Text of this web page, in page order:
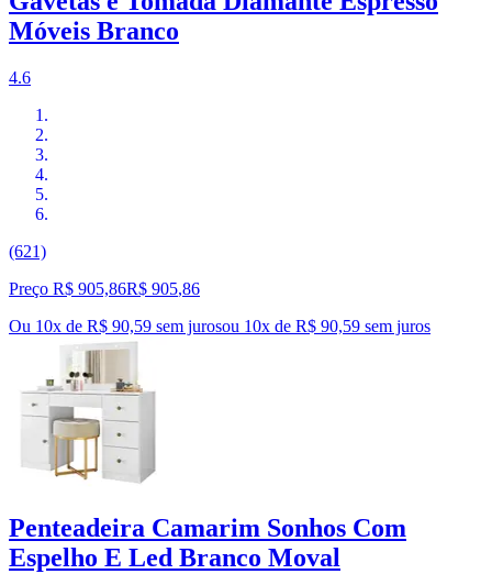
Móveis Branco
4.6
(621)
Preço R$ 905,86R$ 905,86
Ou 10x de R$ 90,59 sem jurosou 10x de R$ 90,59 sem juros
Penteadeira Camarim Sonhos Com
Espelho E Led Branco Moval